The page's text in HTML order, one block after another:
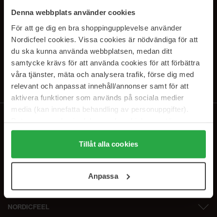
Denna webbplats använder cookies
För att ge dig en bra shoppingupplevelse använder
Nordicfeel cookies. Vissa cookies är nödvändiga för att
du ska kunna använda webbplatsen, medan ditt
samtycke krävs för att använda cookies för att förbättra
våra tjänster, mäta och analysera trafik, förse dig med
relevant och anpassat innehåll/annonser samt för att
aktivera funktioner som används på sociala medier
media (kan innefatta behandling av personuppgifter).
Genom att trycka på "Tillåt alla cookies" accepterar du
alla cookies, medan du under "Detaljer" kan anpassa
användningen av cookies. Du kan när som helst återkalla
samt vår Integritetspolicy.
Tillåt alla cookies
Anpassa
SUBSCRIBE TO OUR
NEWSLETTER
E-mail
Ved at abonnere accepterer du voresprivatlivspolitik. Afmeld til enhver
NORDICFEEL